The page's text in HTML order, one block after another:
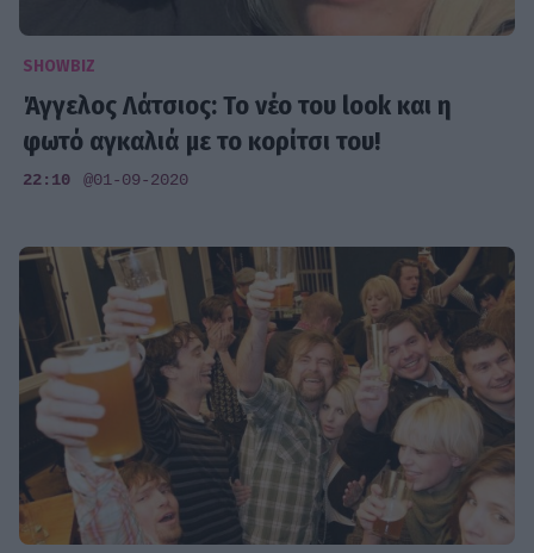
SHOWBIZ
Άγγελος Λάτσιος: Το νέο του look και η
φωτό αγκαλιά με το κορίτσι του!
22:10 @01-09-2020